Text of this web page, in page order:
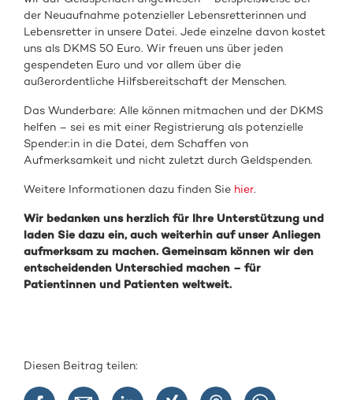
der Neuaufnahme potenzieller Lebensretterinnen und
Lebensretter in unsere Datei. Jede einzelne davon kostet
uns als DKMS 50 Euro. Wir freuen uns über jeden
gespendeten Euro und vor allem über die
außerordentliche Hilfsbereitschaft der Menschen.
Das Wunderbare: Alle können mitmachen und der DKMS
helfen – sei es mit einer Registrierung als potenzielle
Spender:in in die Datei, dem Schaffen von
Aufmerksamkeit und nicht zuletzt durch Geldspenden.
Weitere Informationen dazu finden Sie hier.
Wir bedanken uns herzlich für Ihre Unterstützung und
laden Sie dazu ein, auch weiterhin auf unser Anliegen
aufmerksam zu machen. Gemeinsam können wir den
entscheidenden Unterschied machen – für
Patientinnen und Patienten weltweit.
Diesen Beitrag teilen: